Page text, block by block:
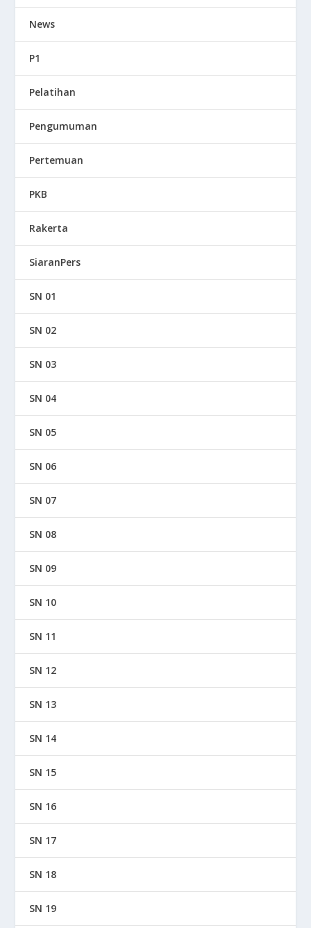
News
P1
Pelatihan
Pengumuman
Pertemuan
PKB
Rakerta
SiaranPers
SN 01
SN 02
SN 03
SN 04
SN 05
SN 06
SN 07
SN 08
SN 09
SN 10
SN 11
SN 12
SN 13
SN 14
SN 15
SN 16
SN 17
SN 18
SN 19